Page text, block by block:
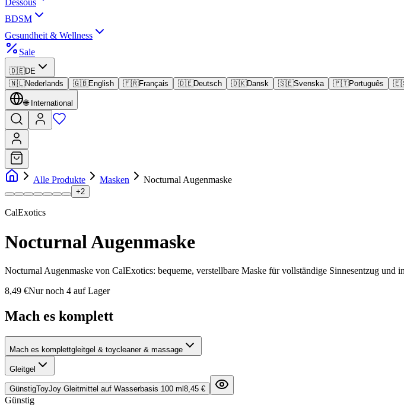
Dessous
BDSM
Gesundheit & Wellness
Sale
🇩🇪DE
🇳🇱Nederlands 🇬🇧English 🇫🇷Français 🇩🇪Deutsch 🇩🇰Dansk 🇸🇪Svenska 🇵🇹Português
🌐 International
Alle Produkte Masken Nocturnal Augenmaske
+2
CalExotics
Nocturnal Augenmaske
Nocturnal Augenmaske von CalExotics: bequeme, verstellbare Maske für vollständige Sinnesentzug und
8,49 €Nur noch 4 auf Lager
Mach es komplett
Mach es komplettgleitgel & toycleaner & massage
Gleitgel
GünstigToyJoy Gleitmittel auf Wasserbasis 100 ml 8,45 €
Günstig